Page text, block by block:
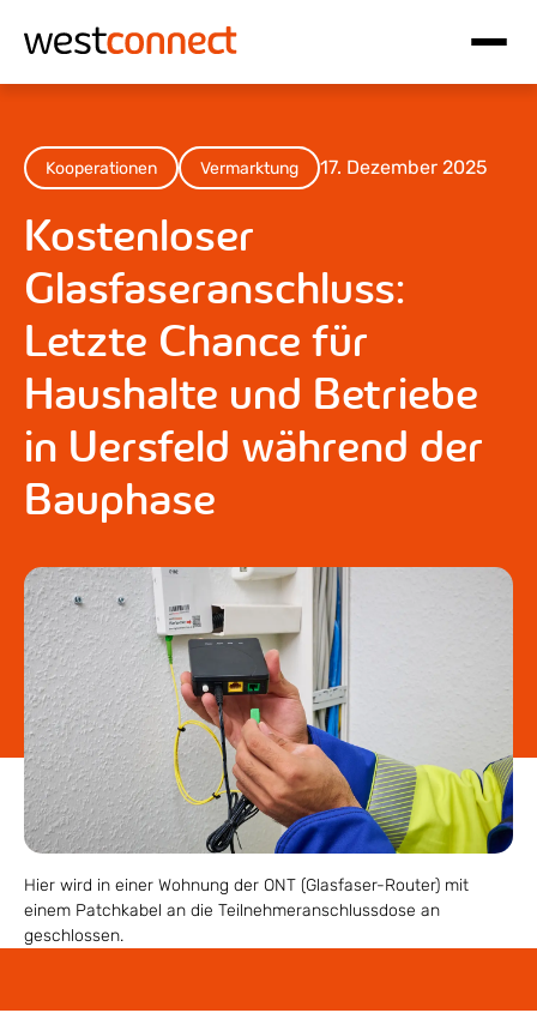
Hauptnavigation
Kooperationen Vermarktung 17. Dezember 2025
Kostenloser
Glasfaseranschluss:
Letzte Chance für
Haushalte und Betriebe
in Uersfeld während der
Bauphase
Hier wird in einer Wohnung der ONT (Glasfaser-Router) mit
einem Patchkabel an die Teilnehmeranschlussdose an
geschlossen.